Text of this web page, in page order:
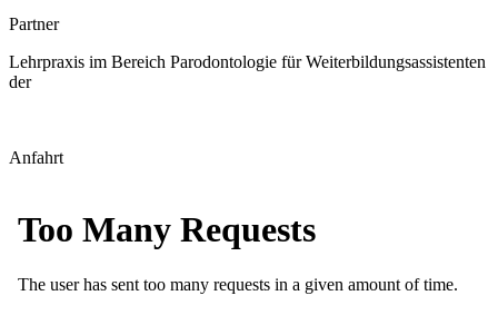
Partner
Lehrpraxis im Bereich Parodontologie für Weiterbildungsassistenten
der
Anfahrt